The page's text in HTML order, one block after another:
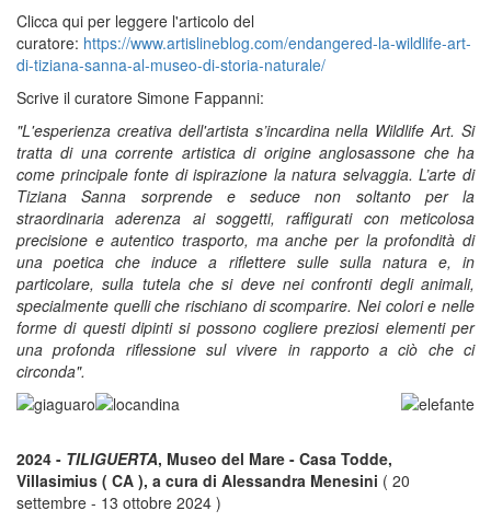
Clicca qui per leggere l'articolo del
curatore: https://www.artislineblog.com/endangered-la-wildlife-art-
di-tiziana-sanna-al-museo-di-storia-naturale/
Scrive il curatore Simone Fappanni:
"L'esperienza creativa dell'artista s’incardina nella Wildlife Art. Si
tratta di una corrente artistica di origine anglosassone che ha
come principale fonte di ispirazione la natura selvaggia. L’arte di
Tiziana Sanna sorprende e seduce non soltanto per la
straordinaria aderenza ai soggetti, raffigurati con meticolosa
precisione e autentico trasporto, ma anche per la profondità di
una poetica che induce a riflettere sulle sulla natura e, in
particolare, sulla tutela che si deve nei confronti degli animali,
specialmente quelli che rischiano di scomparire. Nei colori e nelle
forme di questi dipinti si possono cogliere preziosi elementi per
una profonda riflessione sul vivere in rapporto a ciò che ci
circonda".
2024 - TILIGUERTA, Museo del Mare - Casa Todde,
Villasimius ( CA ), a cura di Alessandra Menesini ( 20
settembre - 13 ottobre 2024 )